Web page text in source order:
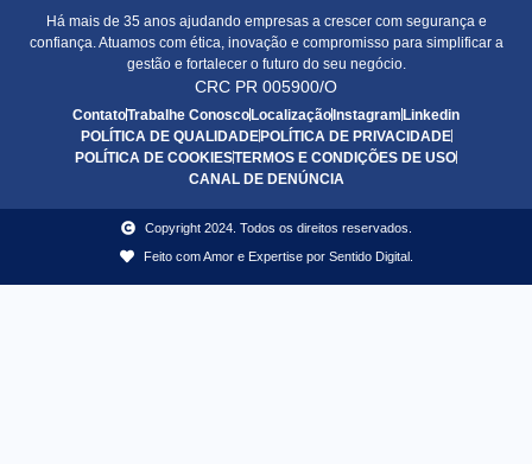
Há mais de 35 anos ajudando empresas a crescer com segurança e
confiança. Atuamos com ética, inovação e compromisso para simplificar a
gestão e fortalecer o futuro do seu negócio.
CRC PR 005900/O
ContatoTrabalhe ConoscoLocalizaçãoInstagramLinkedin
POLÍTICA DE QUALIDADEPOLÍTICA DE PRIVACIDADE
POLÍTICA DE COOKIESTERMOS E CONDIÇÕES DE USO
CANAL DE DENÚNCIA
Copyright 2024. Todos os direitos reservados.
Feito com Amor e Expertise por Sentido Digital.